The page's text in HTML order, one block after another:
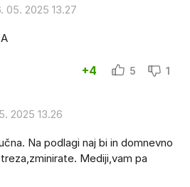
05. 2025 13.27
+4 5 1
2025 13.26
Na podlagi naj bi in domnevno
Mediji,vam pa